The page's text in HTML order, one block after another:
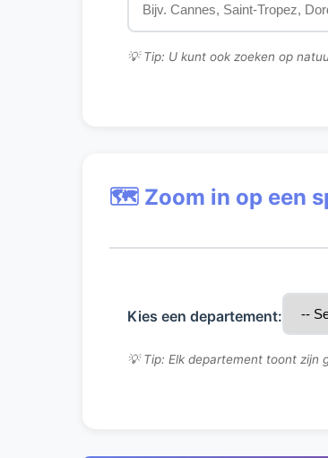
💡 Tip: U kunt ook zoeken op
🗺️ Zoom in op een
Kies een departement:
💡 Tip: Elk departement toont zijn